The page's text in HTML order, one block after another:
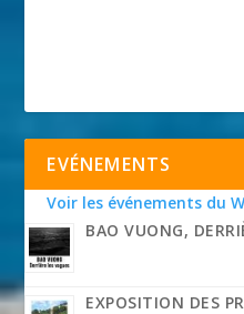
EVÉNEMENTS
Voir les événements du
BAO VUONG,
EXPOSITION DES